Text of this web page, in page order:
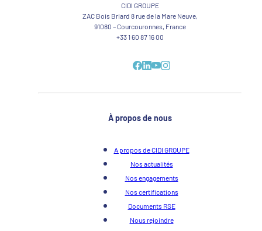
CIDI GROUPE
ZAC Bois Briard 8 rue de la Mare Neuve,
91080 – Courcouronnes, France
+33 1 60 87 16 00
À propos de nous
A propos de CIDI GROUPE
Nos actualités
Nos engagements
Nos certifications
Documents RSE
Nous rejoindre